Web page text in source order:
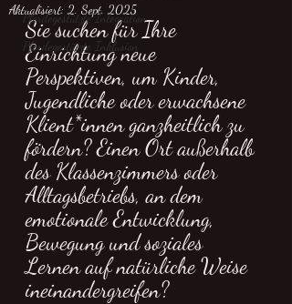
Pferdegestützte Integration
Pferdegestützte Inklusion
Aktualisiert: 2. Sept. 2025
Sie suchen für Ihre
Einrichtung neue
Perspektiven, um Kinder,
Jugendliche oder erwachsene
Klient*innen ganzheitlich zu
fördern? Einen Ort außerhalb
des Klassenzimmers oder
Alltagsbetriebs, an dem
emotionale Entwicklung,
Bewegung und soziales
Lernen auf natürliche Weise
ineinandergreifen?